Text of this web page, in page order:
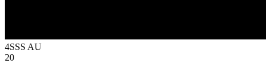
4SSS AU
20